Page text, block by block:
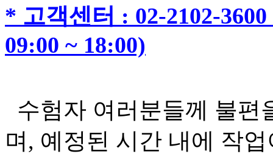
* 고객센터 : 02-2102-
09:00 ~ 18:00)
수험자 여러분들께 불편
며, 예정된 시간 내에 작